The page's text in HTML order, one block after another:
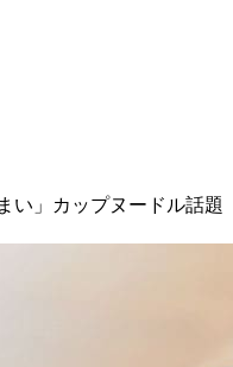
い」カップヌードル話題